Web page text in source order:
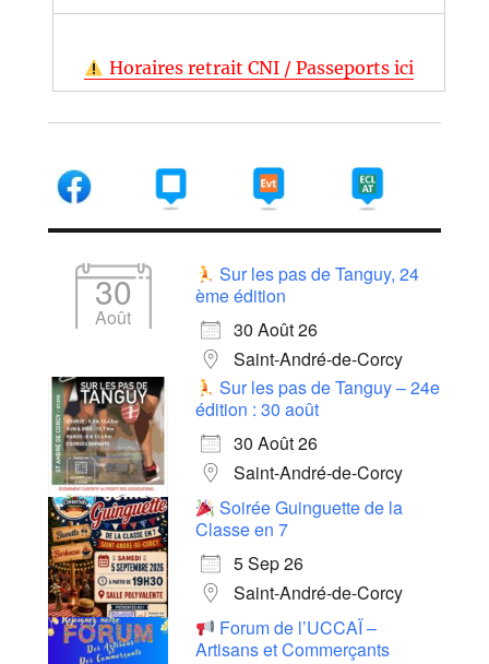
Horaires retrait CNI / Passeports ici
30
Août
Sur les pas de Tanguy, 24
ème édition
30 Août 26
Saint-André-de-Corcy
Sur les pas de Tanguy – 24e
édition : 30 août
30 Août 26
Saint-André-de-Corcy
Soirée Guinguette de la
Classe en 7
5 Sep 26
Saint-André-de-Corcy
Forum de l’UCCAÏ –
Artisans et Commerçants